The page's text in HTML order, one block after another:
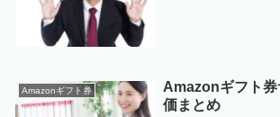
Amazonギフト券
Amazonギフト
価まとめ